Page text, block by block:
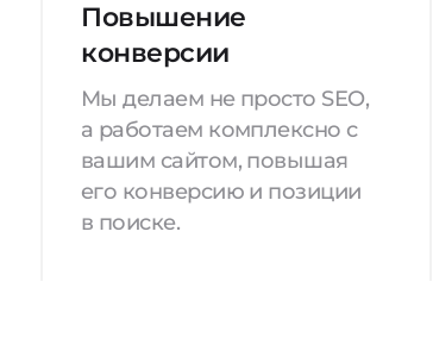
Повышение
конверсии
Мы делаем не просто SEO,
а работаем комплексно с
вашим сайтом, повышая
его конверсию и позиции
в поиске.